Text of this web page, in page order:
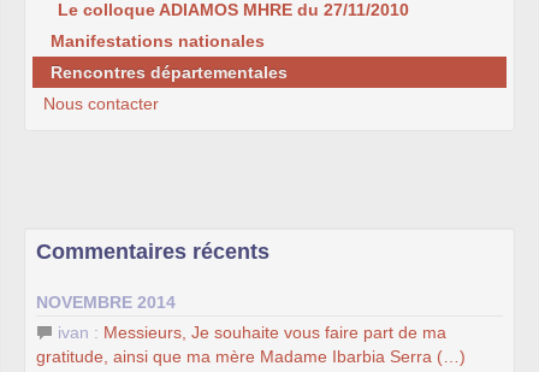
Le colloque ADIAMOS MHRE du 27/11/2010
Manifestations nationales
Rencontres départementales
Nous contacter
Commentaires récents
NOVEMBRE 2014
ivan : Messieurs, Je souhaite vous faire part de ma
gratitude, ainsi que ma mère Madame Ibarbia Serra (…)